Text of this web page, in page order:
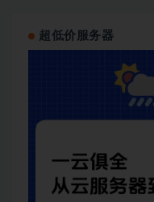
超低价服务器